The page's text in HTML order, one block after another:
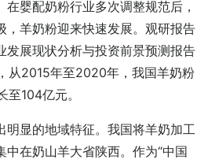
婴配奶粉行业多次调整规范后，
，羊奶粉迎来快速发展。观研报告
发展现状分析与投资前景预测报告
从2015年至2020年，我国羊奶粉
104亿元。
明显的地域特征。我国将羊奶加工
中在奶山羊大省陕西。作为“中国